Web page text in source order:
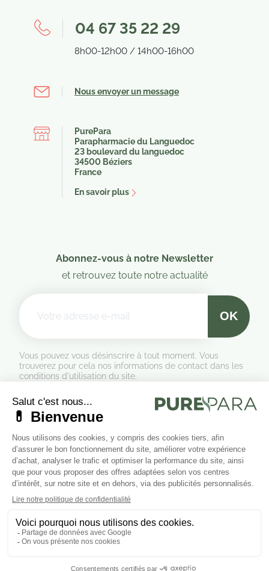
04 67 35 22 29
8h00-12h00 / 14h00-16h00
Nous envoyer un message
PurePara
Parapharmacie du Languedoc
23 boulevard du languedoc
34500 Béziers
France
En savoir plus
Abonnez-vous à notre Newsletter
et retrouvez toute notre actualité
Vous pouvez vous désinscrire à tout moment. Vous
trouverez pour cela nos informations de contact dans les
conditions d'utilisation du site.
Formulaire de rétractation
Marchand approuvé par la Société des Avis Garantis,cliquez ici
pour vérifier
Suivez-nous sur les réseaux sociaux
Cliquez ici pour modifier vos préférences en matière de cookies.